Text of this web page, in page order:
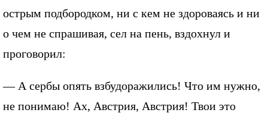
острым подбородком, ни с кем не здороваясь и ни
о чем не спрашивая, сел на пень, вздохнул и
проговорил:
— А сербы опять взбудоражились! Что им нужно,
не понимаю! Ах, Австрия, Австрия! Твои это